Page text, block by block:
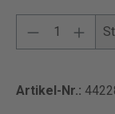
Artikel-Nr.: